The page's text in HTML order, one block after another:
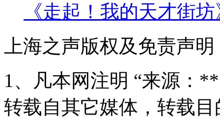
《走起！我的天才街
上海之声版权及免责声明
1、凡本网注明 “来源：
转载自其它媒体，转载